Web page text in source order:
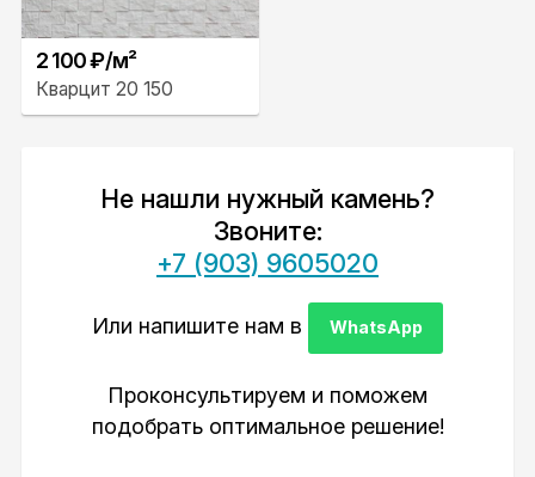
2 100 ₽/м²
Кварцит 20 150
Не нашли нужный камень?
Звоните:
+7 (903) 9605020
Или напишите нам в WhatsApp
Проконсультируем и поможем
подобрать оптимальное решение!